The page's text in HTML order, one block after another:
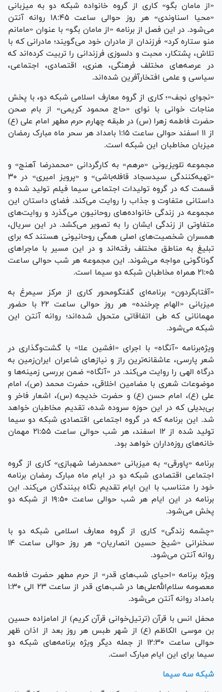
«از مامان بگو» کاری از گروه خانواده شبکه دو به میزبانی
«محیا اسناوندی» هر روز حوالی ساعت ۱۸:۴۵ روانه آنتن
می‌شود. در این فصل از برنامه «از مامان بگو» با عنوان «مامانم
منو ستاره کرد» فرزندان از مادران خود می‌گویند؛ مادرانی که با
تلاش، پشتکار، محبت و دلسوزی فرزندانی را تربیت کرده‌اند که
در عرصه‌های مختلف فرهنگی، هنری، اقتصادی، اجتماعی،
سیاسی و علمی افتخارآفرین شده‌اند.
«نجوای نجف»؛ کاری از گروه معارف اسلامی شبکه دو، با پخش
مناجات خوانی با نوای «حاج محمود کریمی» از بام صحن
حضرت فاطمه زهرا (س) در طبقه چهارم حرم مطهر امام علی (ع)
از ۱۱ اسفند حوالی ساعت ۱:۱۵ بامداد هر سحر ماه مبارک رمضان
میزبان مخاطبان این شبکه است.
مجموعه تلویزیونی «مرهم» به کارگردانی «محمدرضا آهنج» و
«تهیه‌کنندگی سیدسجاد قافله‌باشی» و «پرویز امیری» در ۳۰
قسمت که در گروه تولیدات اجتماعی سیما فیلم تولید شده و
داستانی متفاوت و جذاب را روایت می‌کند. فضای داستان این
مجموعه در زندگی خانواده‌های روحانیون می‌گذرد و روایت‌های
متفاوتی از زندگی ایشان را به تصویر می‌کشد. در این سریال،
همسران شخصیت‌های اصلی همگی روحانیونی هستند که برای
تبلیغ به مناطق مختلف رفته‌اند و در این مسیر با ماجرا‌های
گوناگونی مواجه می‌شوند. این مجموعه هر شب حوالی ساعت
۲۱:۰۵ همراه مخاطبان شبکه دو سیما است.
«آفتابگردون» برنامه‌ای گفتگومحور کاری از مرکز سیمرغ به
میزبانی «الهام چرخنده» هر روز حوالی ساعت ۲۲ با حضور
مهمانانی که طی اتفاقاتی متحول شده‌اند؛ روانه آنتن این
شبکه می‌شود.
ویژه‌برنامه «آنگاه» با اجرای «افشین علا» با گشت‌وگذاری در
شعر پارسی، عاشقانه‌ترین راز و نیاز‌های شاعران ایران‌زمین به
درگاه الهی را روایت می‌کند. در «آنگاه» ضمن بررسی زمینه‌ها و
موضوعات شعری با مضامین اخلاقی، حضرت محمد (ص)، امام
علی (ع)، امام حسن (ع) و حضرت خدیجه (س)، اشعار فاخر و
بی‌بدیلی که در این حوزه سروده شده، تقدیم مخاطبان خواهد
شد. این برنامه که در گروه اجتماعی اقتصادی شبکه دو سیما
تولید شده از ۱۲ اسفند، هر شب حوالی ساعت ۲۱:۵۵ مهمان
خانه‌های روزه‌داران خواهد بود.
برنامه «پاورقی» به میزبانی «محمدرضا شهبازی» کاری از گروه
اجتماعی اقتصادی شبکه دو در ایام ماه مبارک رمضان برنامه
خود را متناسب با این ایام تقدیم نگاه بینندگان می‌کند. این
برنامه در این ایام هر شب حوالی ساعت ۱۹:۵۰ از شبکه دو
پخش می‌شود.
«چشمه زندگی» کاری از گروه معارف اسلامی شبکه دو با
سخنرانی «شیخ حسین انصاریان» هر روز حوالی ساعت ۱۴
روانه آنتن می‌شود.
ویژه برنامه «احیای شب‌های قدر» از حرم مطهر حضرت فاطمه
معصومه سلام‌الله‌علی‌ها در شب‌های قدر از ساعت ۲۳ الی ۱:۳۰
بامداد روانه آنتن می‌شود.
محفل انس با قرآن (ترتیل‌خوانی قرآن کریم) از امامزاده حسین
بن موسی الکاظم (ع) از شهر طبس هر روز بعد از اذان ظهر
حوالی ساعت ۱۲:۳۰ از جمله دیگر ویژه برنامه‌های شبکه دو
سیما برای این ایام مبارک است.
شبکه سه سیما